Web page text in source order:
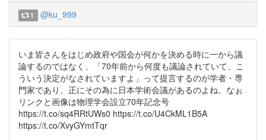
1 @ku_999
いま皆さんをはじめ政府や国会が何かを決める時に一から議
論するのではなく、「70年前から何度も議論されていて、こ
ういう決定がなされていますよ」って提言するのが学者・専
門家であり、正にその為に日本学術会議があるのよね。なぉ
リンクと画像は物理学会設立70年記念号
https://t.co/sq4RRtUWs0 https://t.co/U4CkML1B5A
https://t.co/XvyGYmtTqr